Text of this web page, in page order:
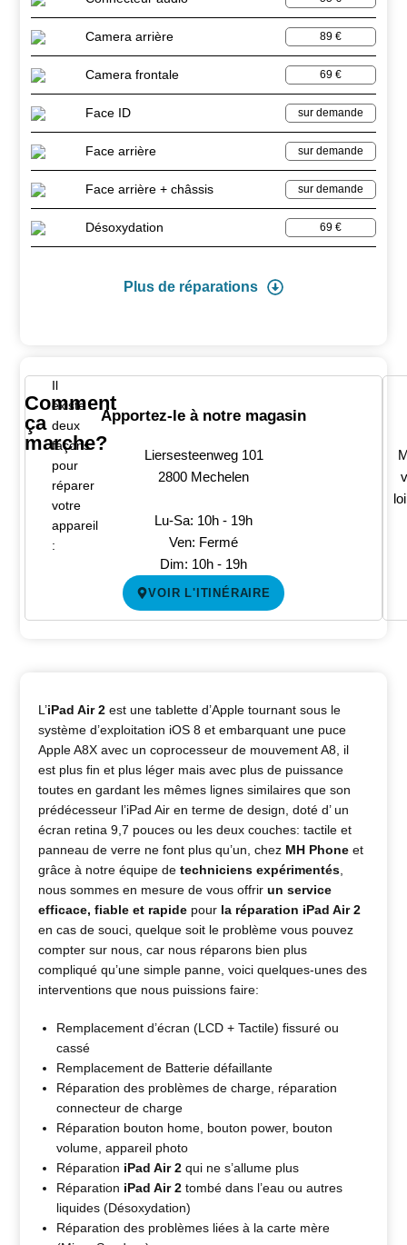
Camera arrière 89 €
Camera frontale 69 €
Face ID sur demande
Face arrière sur demande
Face arrière + châssis sur demande
Désoxydation 69 €
Plus de réparations
Comment
ça
marche?
Il
existe
deux
façons
pour
réparer
votre
appareil
:
Apportez-le à notre magasin
Liersesteenweg 101
2800 Mechelen
Lu-Sa: 10h - 19h
Ven: Fermé
Dim: 10h - 19h
VOIR L'ITINÉRAIRE
L’iPad Air 2 est une tablette d’Apple tournant sous le
système d’exploitation iOS 8 et embarquant une puce
Apple A8X avec un coprocesseur de mouvement A8, il
est plus fin et plus léger mais avec plus de puissance
toutes en gardant les mêmes lignes similaires que son
prédécesseur l’iPad Air en terme de design, doté d’ un
écran retina 9,7 pouces ou les deux couches: tactile et
panneau de verre ne font plus qu’un, chez MH Phone et
grâce à notre équipe de techniciens expérimentés
nous sommes en mesure de vous offrirun service
efficace, fiable et rapide pour la réparation iPad Air 2
en cas de souci, quelque soit le problème vous pouvez
compter sur nous, car nous réparons bien plus
compliqué qu’une simple panne, voici quelques-unes des
interventions que nous puissions faire:
Remplacement d’écran (LCD + Tactile) fissuré ou
cassé
Remplacement de Batterie défaillante
Réparation des problèmes de charge, réparation
connecteur de charge
Réparation bouton home, bouton power, bouton
volume, appareil photo
Réparation iPad Air 2 qui ne s’allume plus
Réparation iPad Air 2 tombé dans l’eau ou autres
liquides (Désoxydation)
Réparation des problèmes liées à la carte mère